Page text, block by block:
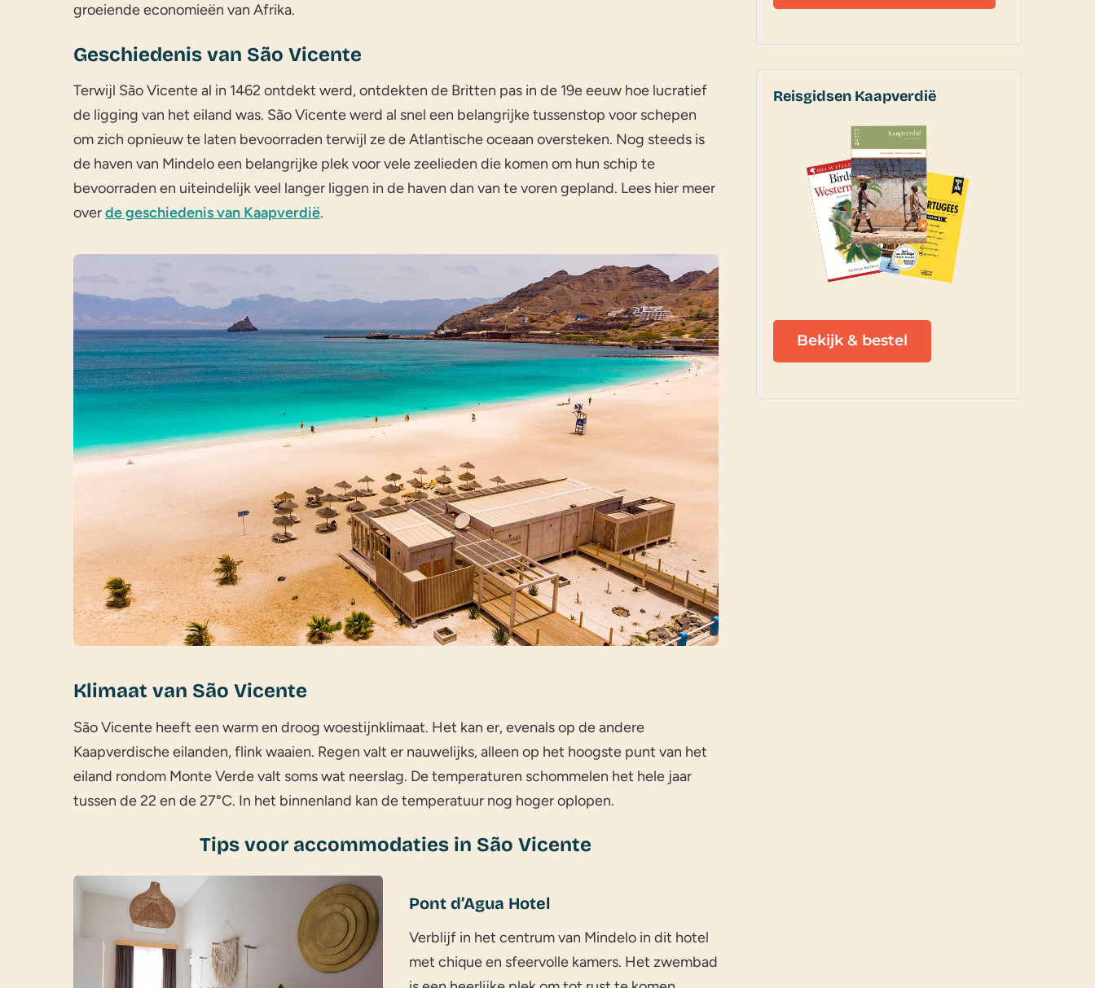
groeiende economieën van Afrika.
Geschiedenis van São Vicente
Terwijl São Vicente al in 1462 ontdekt werd, ontdekten de Britten pas in de 19e eeuw hoe lucratief
de ligging van het eiland was. São Vicente werd al snel een belangrijke tussenstop voor schepen
om zich opnieuw te laten bevoorraden terwijl ze de Atlantische oceaan oversteken. Nog steeds is
de haven van Mindelo een belangrijke plek voor vele zeelieden die komen om hun schip te
bevoorraden en uiteindelijk veel langer liggen in de haven dan van te voren gepland. Lees hier meer
overde geschiedenis van Kaapverdië.
Klimaat van São Vicente
São Vicente heeft een warm en droog woestijnklimaat. Het kan er, evenals op de andere
Kaapverdische eilanden, flink waaien. Regen valt er nauwelijks, alleen op het hoogste punt van het
eiland rondom Monte Verde valt soms wat neerslag. De temperaturen schommelen het hele jaar
tussen de 22 en de 27°C. In het binnenland kan de temperatuur nog hoger oplopen.
Tips voor accommodaties in São Vicente
Pont d’Agua Hotel
Verblijf in het centrum van Mindelo in dit hotel
met chique en sfeervolle kamers. Het zwembad
Reisgidsen Kaapverdië
Bekijk & bestel